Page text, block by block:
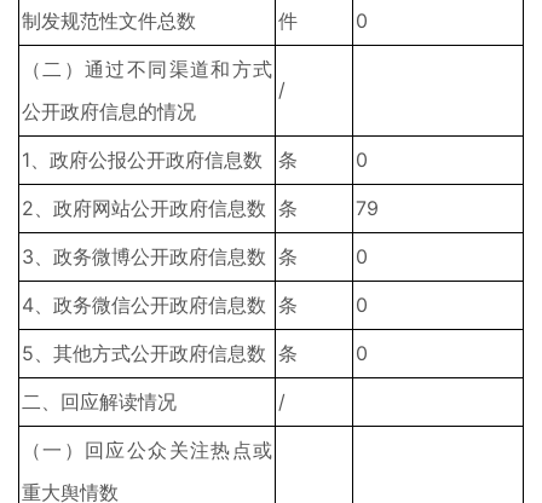
制发规范性文件总数 件
0
（二）通过不同渠道和方式
公开政府信息的情况
/
1、政府公报公开政府信息数 条
0
2、政府网站公开政府信息数 条
79
3、政务微博公开政府信息数 条
0
4、政务微信公开政府信息数 条
0
5、其他方式公开政府信息数 条
0
二、回应解读情况
/
（一）回应公众关注热点或
重大舆情数